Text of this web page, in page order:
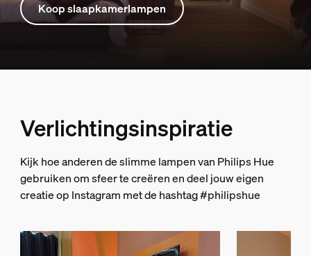
Koop slaapkamerlampen
Verlichtingsinspiratie
Kijk hoe anderen de slimme lampen van Philips Hue
gebruiken om sfeer te creëren en deel jouw eigen
creatie op Instagram met de hashtag #philipshue